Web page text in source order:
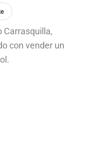
Carrasquilla,
con vender un